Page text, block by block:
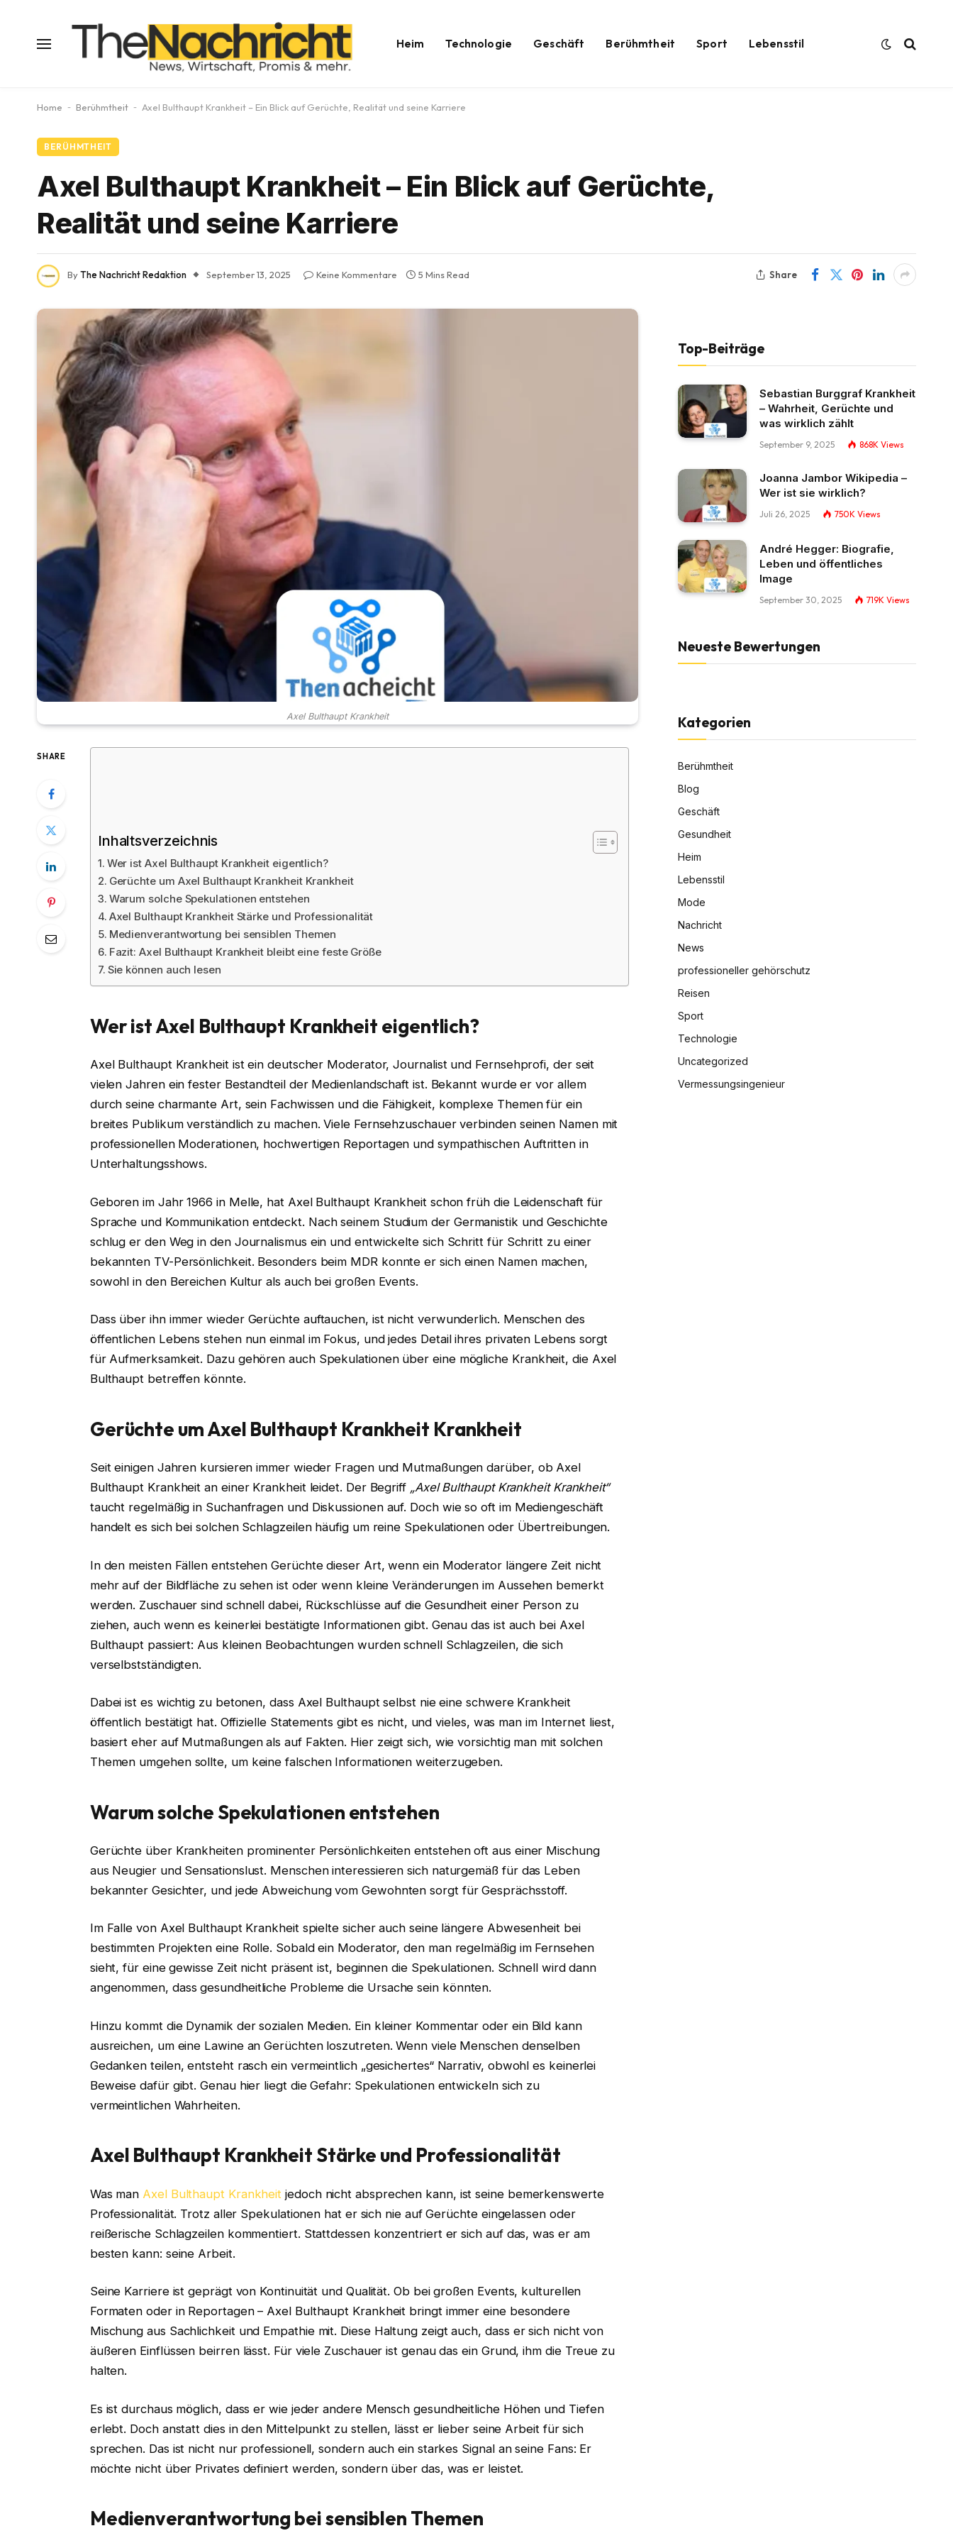
Heim Technologie Geschäft Berühmtheit Sport Lebensstil
Home - Berühmtheit - Axel Bulthaupt Krankheit – Ein Blick auf Gerüchte, Realität und seine Karriere
BERÜHMTHEIT
Axel Bulthaupt Krankheit – Ein Blick auf Gerüchte,
Realität und seine Karriere
ByThe Nachricht Redaktion September 13, 2025 Keine Kommentare 5 Mins Read Share
Axel Bulthaupt Krankheit
SHARE
Inhaltsverzeichnis
Wer ist Axel Bulthaupt Krankheit eigentlich?
Gerüchte um Axel Bulthaupt Krankheit Krankheit
Warum solche Spekulationen entstehen
Axel Bulthaupt Krankheit Stärke und Professionalität
Medienverantwortung bei sensiblen Themen
Fazit: Axel Bulthaupt Krankheit bleibt eine feste Größe
Sie können auch lesen
Wer ist Axel Bulthaupt Krankheit eigentlich?
Axel Bulthaupt Krankheit ist ein deutscher Moderator, Journalist und Fernsehprofi, der seit
vielen Jahren ein fester Bestandteil der Medienlandschaft ist. Bekannt wurde er vor allem
durch seine charmante Art, sein Fachwissen und die Fähigkeit, komplexe Themen für ein
breites Publikum verständlich zu machen. Viele Fernsehzuschauer verbinden seinen Namen mit
professionellen Moderationen, hochwertigen Reportagen und sympathischen Auftritten in
Unterhaltungsshows.
Geboren im Jahr 1966 in Melle, hat Axel Bulthaupt Krankheit schon früh die Leidenschaft für
Sprache und Kommunikation entdeckt. Nach seinem Studium der Germanistik und Geschichte
schlug er den Weg in den Journalismus ein und entwickelte sich Schritt für Schritt zu einer
bekannten TV-Persönlichkeit. Besonders beim MDR konnte er sich einen Namen machen,
sowohl in den Bereichen Kultur als auch bei großen Events.
Dass über ihn immer wieder Gerüchte auftauchen, ist nicht verwunderlich. Menschen des
öffentlichen Lebens stehen nun einmal im Fokus, und jedes Detail ihres privaten Lebens sorgt
für Aufmerksamkeit. Dazu gehören auch Spekulationen über eine mögliche Krankheit, die Axel
Bulthaupt betreffen könnte.
Gerüchte um Axel Bulthaupt Krankheit Krankheit
Seit einigen Jahren kursieren immer wieder Fragen und Mutmaßungen darüber, ob Axel
Bulthaupt Krankheit an einer Krankheit leidet. Der Begriff „Axel Bulthaupt Krankheit Krankheit“
taucht regelmäßig in Suchanfragen und Diskussionen auf. Doch wie so oft im Mediengeschäft
handelt es sich bei solchen Schlagzeilen häufig um reine Spekulationen oder Übertreibungen.
In den meisten Fällen entstehen Gerüchte dieser Art, wenn ein Moderator längere Zeit nicht
mehr auf der Bildfläche zu sehen ist oder wenn kleine Veränderungen im Aussehen bemerkt
werden. Zuschauer sind schnell dabei, Rückschlüsse auf die Gesundheit einer Person zu
ziehen, auch wenn es keinerlei bestätigte Informationen gibt. Genau das ist auch bei Axel
Bulthaupt passiert: Aus kleinen Beobachtungen wurden schnell Schlagzeilen, die sich
verselbstständigten.
Dabei ist es wichtig zu betonen, dass Axel Bulthaupt selbst nie eine schwere Krankheit
öffentlich bestätigt hat. Offizielle Statements gibt es nicht, und vieles, was man im Internet liest,
basiert eher auf Mutmaßungen als auf Fakten. Hier zeigt sich, wie vorsichtig man mit solchen
Themen umgehen sollte, um keine falschen Informationen weiterzugeben.
Warum solche Spekulationen entstehen
Gerüchte über Krankheiten prominenter Persönlichkeiten entstehen oft aus einer Mischung
aus Neugier und Sensationslust. Menschen interessieren sich naturgemäß für das Leben
bekannter Gesichter, und jede Abweichung vom Gewohnten sorgt für Gesprächsstoff.
Im Falle von Axel Bulthaupt Krankheit spielte sicher auch seine längere Abwesenheit bei
bestimmten Projekten eine Rolle. Sobald ein Moderator, den man regelmäßig im Fernsehen
sieht, für eine gewisse Zeit nicht präsent ist, beginnen die Spekulationen. Schnell wird dann
angenommen, dass gesundheitliche Probleme die Ursache sein könnten.
Hinzu kommt die Dynamik der sozialen Medien. Ein kleiner Kommentar oder ein Bild kann
ausreichen, um eine Lawine an Gerüchten loszutreten. Wenn viele Menschen denselben
Gedanken teilen, entsteht rasch ein vermeintlich „gesichertes“ Narrativ, obwohl es keinerlei
Beweise dafür gibt. Genau hier liegt die Gefahr: Spekulationen entwickeln sich zu
vermeintlichen Wahrheiten.
Axel Bulthaupt Krankheit Stärke und Professionalität
Was man Axel Bulthaupt Krankheit jedoch nicht absprechen kann, ist seine bemerkenswerte
Professionalität. Trotz aller Spekulationen hat er sich nie auf Gerüchte eingelassen oder
reißerische Schlagzeilen kommentiert. Stattdessen konzentriert er sich auf das, was er am
besten kann: seine Arbeit.
Seine Karriere ist geprägt von Kontinuität und Qualität. Ob bei großen Events, kulturellen
Formaten oder in Reportagen – Axel Bulthaupt Krankheit bringt immer eine besondere
Mischung aus Sachlichkeit und Empathie mit. Diese Haltung zeigt auch, dass er sich nicht von
äußeren Einflüssen beirren lässt. Für viele Zuschauer ist genau das ein Grund, ihm die Treue zu
halten.
Es ist durchaus möglich, dass er wie jeder andere Mensch gesundheitliche Höhen und Tiefen
erlebt. Doch anstatt dies in den Mittelpunkt zu stellen, lässt er lieber seine Arbeit für sich
sprechen. Das ist nicht nur professionell, sondern auch ein starkes Signal an seine Fans: Er
möchte nicht über Privates definiert werden, sondern über das, was er leistet.
Medienverantwortung bei sensiblen Themen
Top-Beiträge
Sebastian Burggraf Krankheit
– Wahrheit, Gerüchte und
was wirklich zählt
September 9, 2025 868K Views
Joanna Jambor Wikipedia –
Wer ist sie wirklich?
Juli 26, 2025 750K Views
André Hegger: Biografie,
Leben und öffentliches
Image
September 30, 2025 719K Views
Neueste Bewertungen
Kategorien
Berühmtheit
Blog
Geschäft
Gesundheit
Heim
Lebensstil
Mode
Nachricht
News
professioneller gehörschutz
Reisen
Sport
Technologie
Uncategorized
Vermessungsingenieur